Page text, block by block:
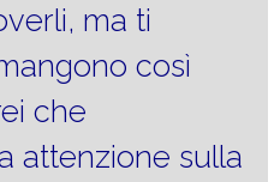
ma ti
così
che
attenzione sulla